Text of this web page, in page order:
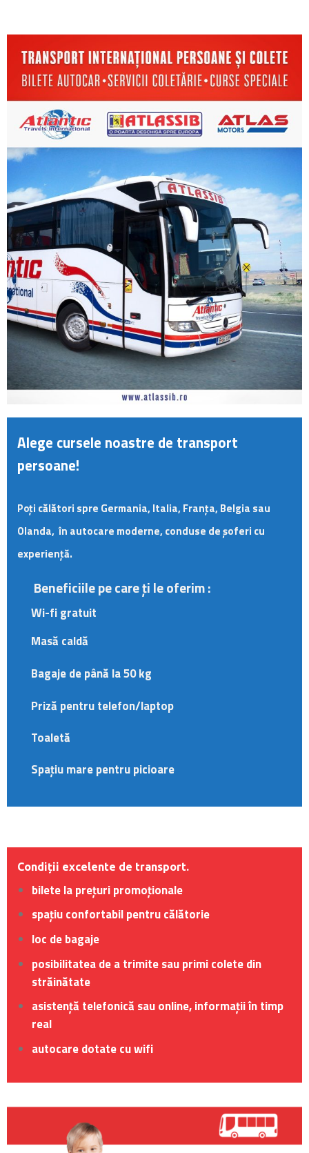
Alege cursele noastre de transport
persoane!
Poți călători spre Germania, Italia, Franța, Belgia sau
Olanda, în autocare moderne, conduse de șoferi cu
experiență.
Beneficiile pe care ți le oferim :
Wi-fi gratuit
Masă caldă
Bagaje de până la 50 kg
Priză pentru telefon/laptop
Toaletă
Spațiu mare pentru picioare
Condiții excelente de transport.
bilete la prețuri promoționale
spațiu confortabil pentru călătorie
loc de bagaje
posibilitatea de a trimite sau primi colete din
străinătate
asistență telefonică sau online, informații în timp
real
autocare dotate cu wifi